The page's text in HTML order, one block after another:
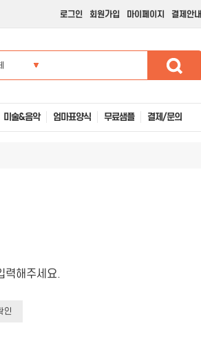
로그인 회원가입 마이페이지 결제안내
미술&음악 엄마표양식 무료샘플 결제/문의
력해주세요.